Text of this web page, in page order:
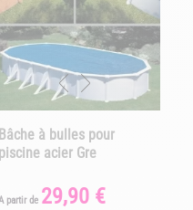
Bâche à bulles pour
piscine acier Gre
partir de Prix
29,90 €